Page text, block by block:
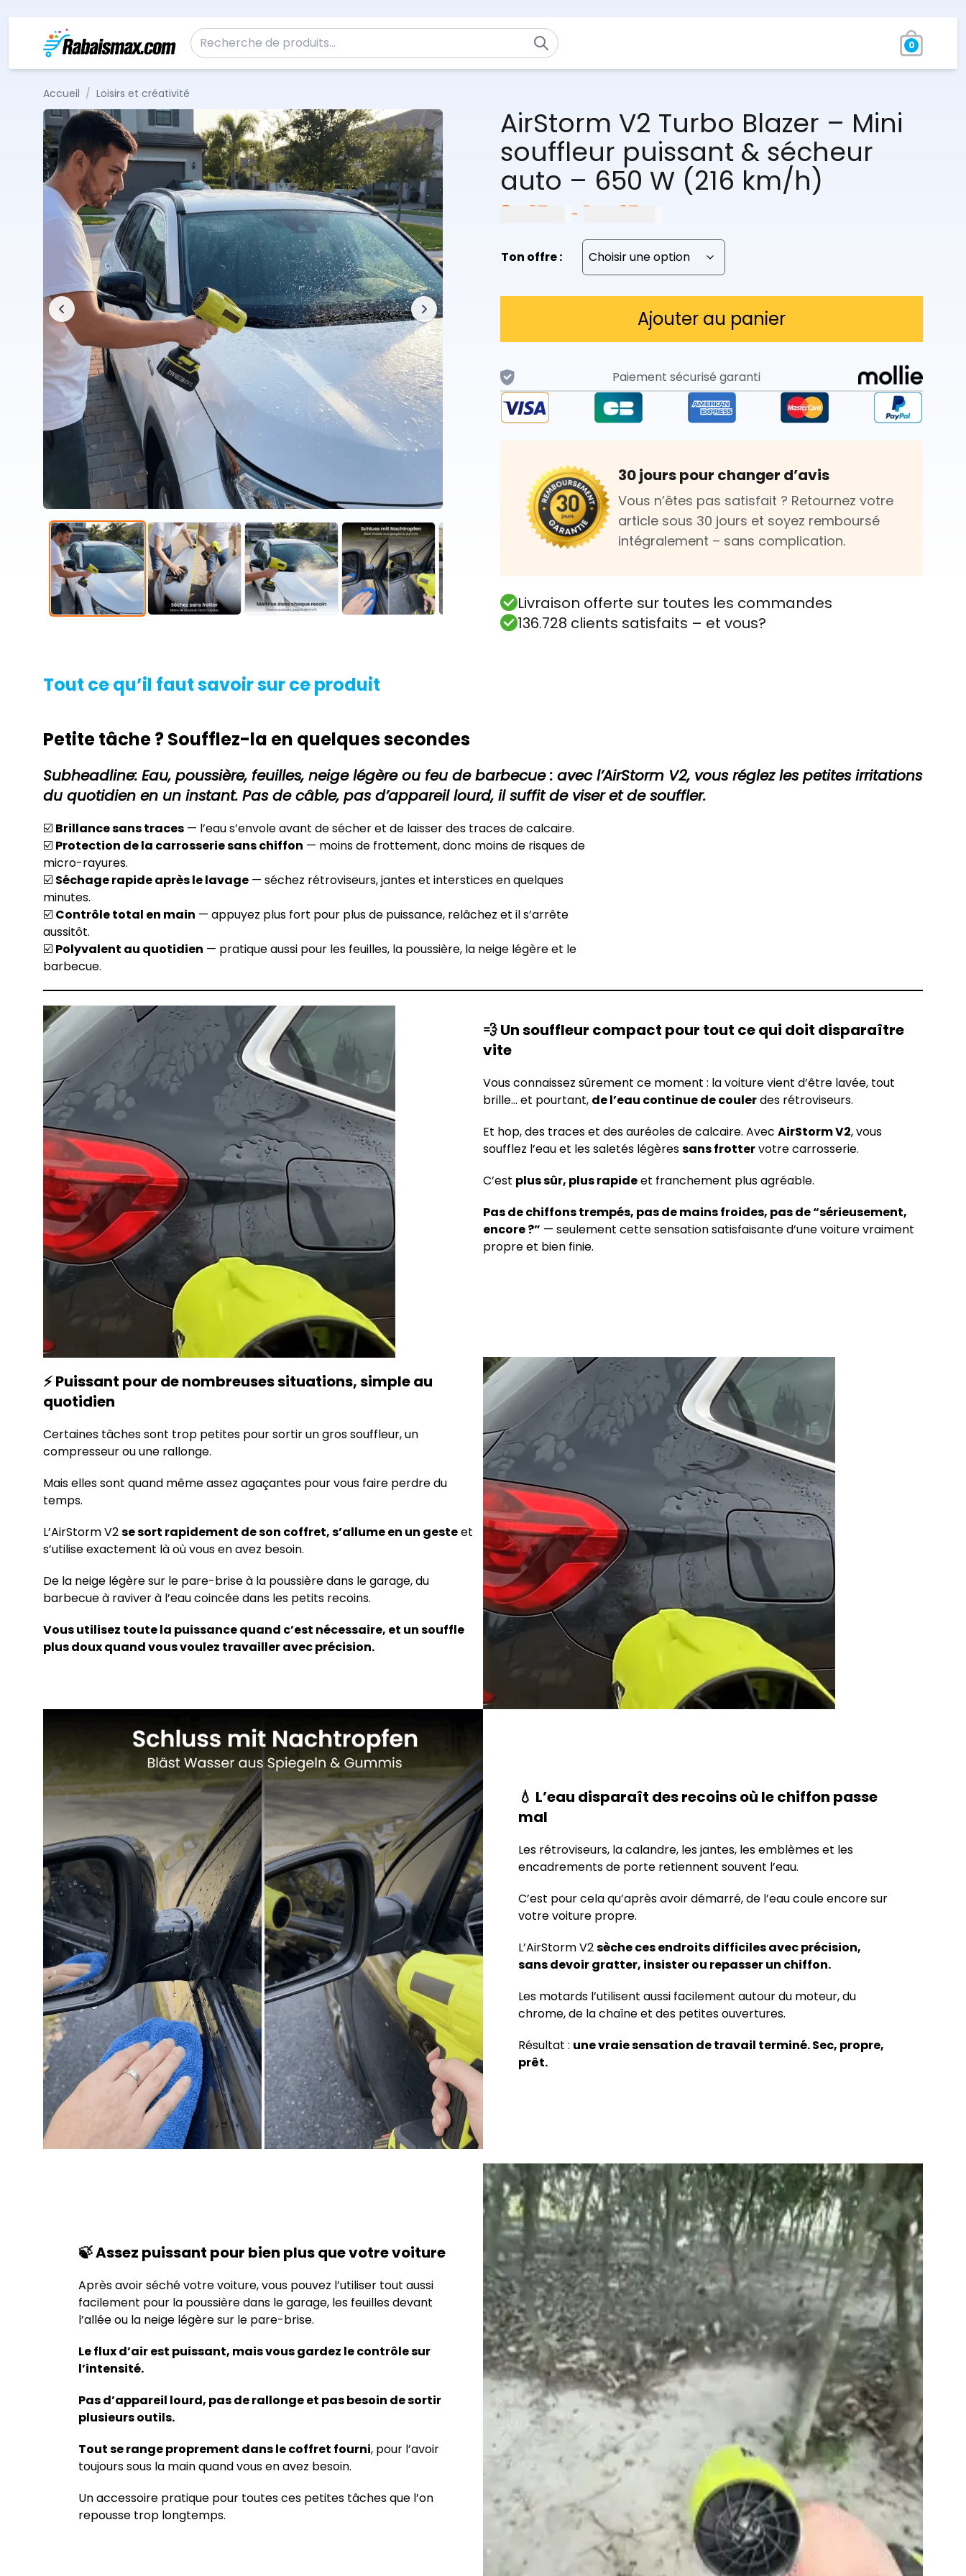
Recherche pour : 0
Accueil / Loisirs et créativité
AirStorm V2 Turbo Blazer – Mini
souffleur puissant & sécheur
auto – 650 W (216 km/h)
84,97 – 144,97
prix :
84,97 €
à
144,97 €
Ton offre :
Ajouter au panier
Paiement sécurisé garanti
30 jours pour changer d’avis
Vous n’êtes pas satisfait ? Retournez votre
article sous 30 jours et soyez remboursé
intégralement – sans complication.
Livraison offerte sur toutes les commandes
136.728 clients satisfaits – et vous?
Tout ce qu’il faut savoir sur ce produit
Petite tâche ? Soufflez-la en quelques secondes
Subheadline: Eau, poussière, feuilles, neige légère ou feu de barbecue : avec l’AirStorm V2, vous réglez les petites irritations
du quotidien en un instant. Pas de câble, pas d’appareil lourd, il suffit de viser et de souffler.
☑️ Brillance sans traces — l’eau s’envole avant de sécher et de laisser des traces de calcaire.
☑️ Protection de la carrosserie sans chiffon — moins de frottement, donc moins de risques de
micro-rayures.
☑️ Séchage rapide après le lavage — séchez rétroviseurs, jantes et interstices en quelques
minutes.
☑️ Contrôle total en main — appuyez plus fort pour plus de puissance, relâchez et il s’arrête
aussitôt.
☑️ Polyvalent au quotidien — pratique aussi pour les feuilles, la poussière, la neige légère et le
barbecue.
💨 Un souffleur compact pour tout ce qui doit disparaître
vite
Vous connaissez sûrement ce moment : la voiture vient d’être lavée, tout
brille… et pourtant, de l’eau continue de coulerdes rétroviseurs.
Et hop, des traces et des auréoles de calcaire. Avec AirStorm V2, vous
soufflez l’eau et les saletés légèressans frottervotre carrosserie.
C’est plus sûr, plus rapideet franchement plus agréable.
Pas de chiffons trempés, pas de mains froides, pas de “sérieusement,
encore ?” — seulement cette sensation satisfaisante d’une voiture vraiment
propre et bien finie.
⚡ Puissant pour de nombreuses situations, simple au
quotidien
Certaines tâches sont trop petites pour sortir un gros souffleur, un
compresseur ou une rallonge.
Mais elles sont quand même assez agaçantes pour vous faire perdre du
temps.
L’AirStorm V2se sort rapidement de son coffret, s’allume en un gesteet
s’utilise exactement là où vous en avez besoin.
De la neige légère sur le pare-brise à la poussière dans le garage, du
barbecue à raviver à l’eau coincée dans les petits recoins.
Vous utilisez toute la puissance quand c’est nécessaire, et un souffle
plus doux quand vous voulez travailler avec précision.
💧 L’eau disparaît des recoins où le chiffon passe
mal
Les rétroviseurs, la calandre, les jantes, les emblèmes et les
encadrements de porte retiennent souvent l’eau.
C’est pour cela qu’après avoir démarré, de l’eau coule encore sur
votre voiture propre.
L’AirStorm V2sèche ces endroits difficiles avec précision,
sans devoir gratter, insister ou repasser un chiffon.
Les motards l’utilisent aussi facilement autour du moteur, du
chrome, de la chaîne et des petites ouvertures.
Résultat : une vraie sensation de travail terminé. Sec, propre,
prêt.
🍃 Assez puissant pour bien plus que votre voiture
Après avoir séché votre voiture, vous pouvez l’utiliser tout aussi
facilement pour la poussière dans le garage, les feuilles devant
l’allée ou la neige légère sur le pare-brise.
Le flux d’air est puissant, mais vous gardez le contrôle sur
l’intensité.
Pas d’appareil lourd, pas de rallonge et pas besoin de sortir
plusieurs outils.
Tout se range proprement dans le coffret fourni, pour l’avoir
toujours sous la main quand vous en avez besoin.
Un accessoire pratique pour toutes ces petites tâches que l’on
repousse trop longtemps.